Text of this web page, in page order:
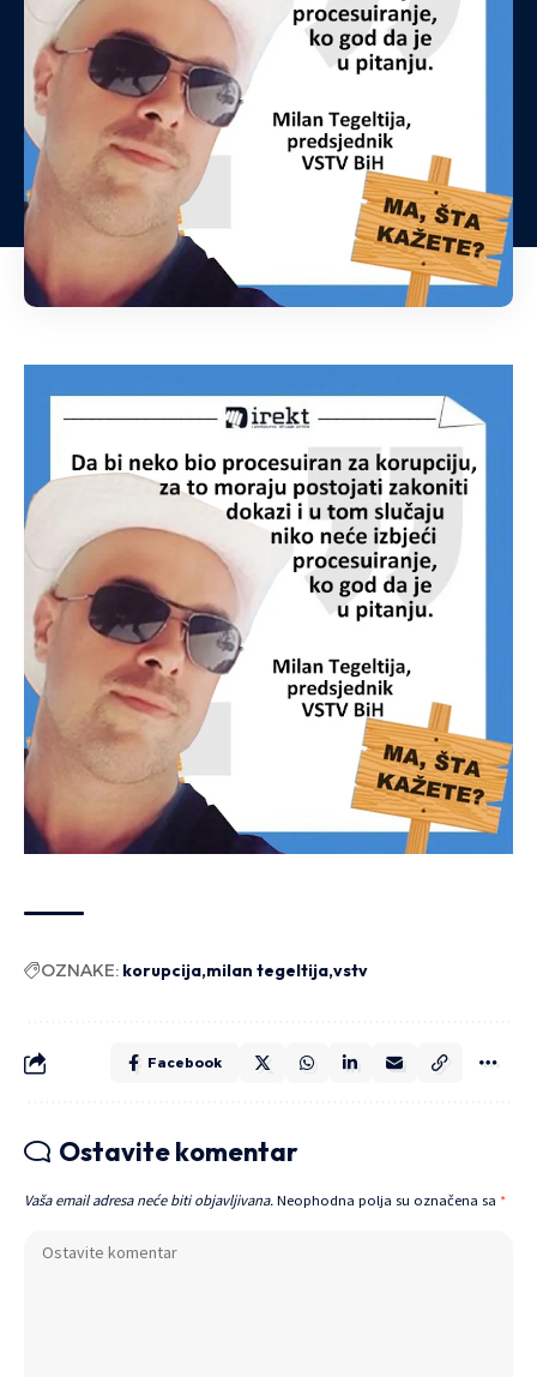
OZNAKE: korupcija milan tegeltija vstv
Facebook
Ostavite komentar
Vaša email adresa neće biti objavljivana. Neophodna polja su označena sa *